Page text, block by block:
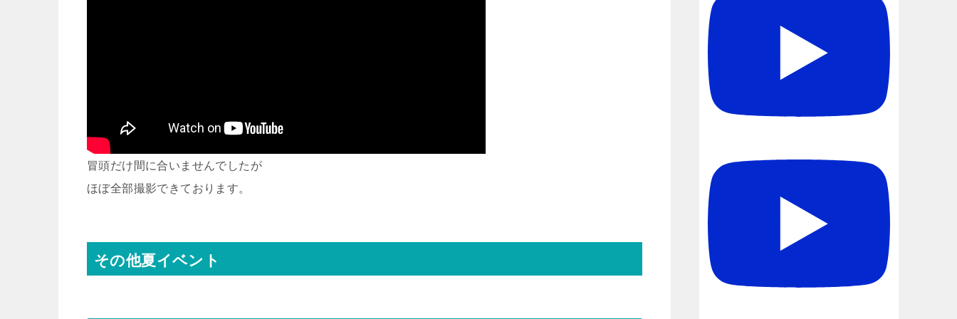
冒頭だけ間に合いませんでしたが
ほぼ全部撮影できております。
その他夏イベント